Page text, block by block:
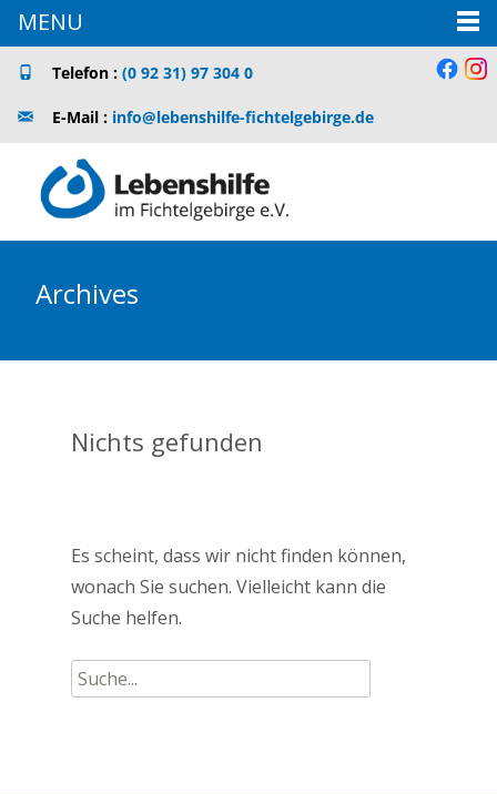
Telefon : (0 92 31) 97 304 0
E-Mail : info@lebenshilfe-fichtelgebirge.de
Archives
Nichts gefunden
Es scheint, dass wir nicht finden können,
wonach Sie suchen. Vielleicht kann die
Suche helfen.
Suche
nach:
MENU